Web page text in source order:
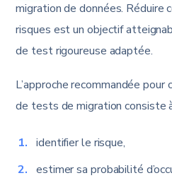
migration de données. Réduire
risques est un objectif
de test rigoureuse adaptée.
L’approche recommandée
de tests de migration consiste
identifier le risque,
estimer sa probabilité